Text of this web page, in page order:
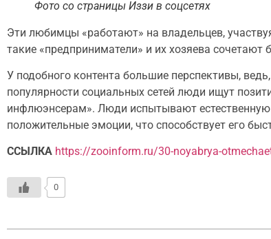
Фото со страницы Иззи в соцсетях
Эти любимцы «работают» на владельцев,
такие «предприниматели» и их хозяева сочетают
У подобного контента большие перспективы,
популярности социальных сетей люди ищут
инфлюэнсерам». Люди испытывают
положительные эмоции, что способствует его
ССЫЛКА https://zooinform.ru/30-noyabrya-
0